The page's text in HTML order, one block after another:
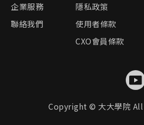
企業服務
聯絡我們
隱私政策
使用者條款
CXO會員條款
Copyright © 大大學院